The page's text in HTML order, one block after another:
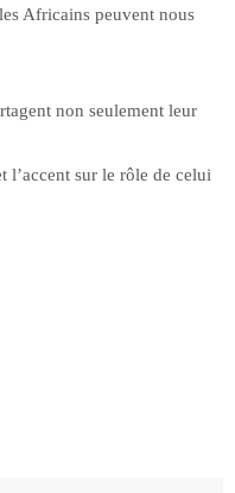
Africains peuvent nous
non seulement leur
l’accent sur le rôle de celui